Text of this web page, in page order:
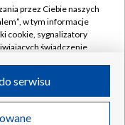
w likwidacji
przez Ciebie naszych
w tym informacje
cookie, sygnalizatory
świadczenie
przez Ciebie
serwisu